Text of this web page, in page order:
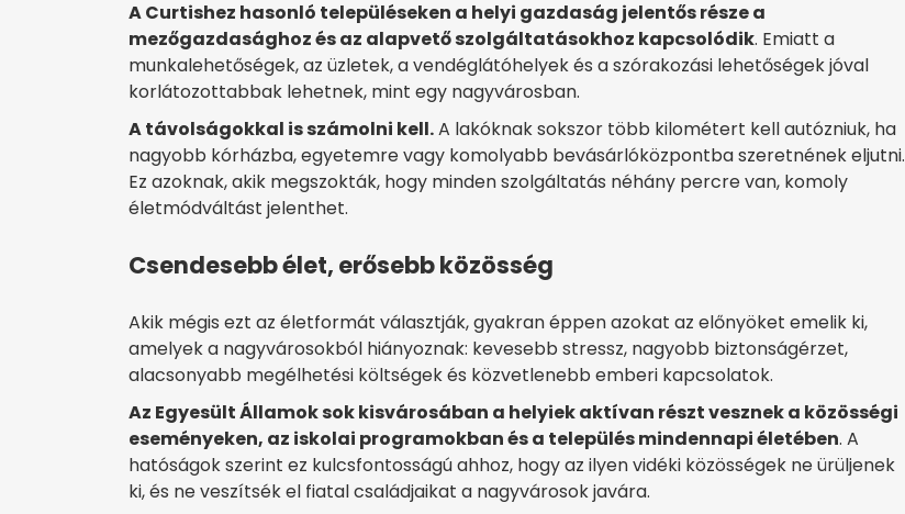
A Curtishez hasonló településeken a helyi gazdaság jelentős része a
mezőgazdasághoz és az alapvető szolgáltatásokhoz kapcsolódik. Emiatt a
munkalehetőségek, az üzletek, a vendéglátóhelyek és a szórakozási lehetőségek jóval
korlátozottabbak lehetnek, mint egy nagyvárosban.
A távolságokkal is számolni kell.A lakóknak sokszor több kilométert kell autózniuk, ha
nagyobb kórházba, egyetemre vagy komolyabb bevásárlóközpontba szeretnének eljutni.
Ez azoknak, akik megszokták, hogy minden szolgáltatás néhány percre van, komoly
életmódváltást jelenthet.
Csendesebb élet, erősebb közösség
Akik mégis ezt az életformát választják, gyakran éppen azokat az előnyöket emelik ki,
amelyek a nagyvárosokból hiányoznak: kevesebb stressz, nagyobb biztonságérzet,
alacsonyabb megélhetési költségek és közvetlenebb emberi kapcsolatok.
Az Egyesült Államok sok kisvárosában a helyiek aktívan részt vesznek a közösségi
eseményeken, az iskolai programokban és a település mindennapi életében. A
hatóságok szerint ez kulcsfontosságú ahhoz, hogy az ilyen vidéki közösségek ne ürüljenek
ki, és ne veszítsék el fiatal családjaikat a nagyvárosok javára.